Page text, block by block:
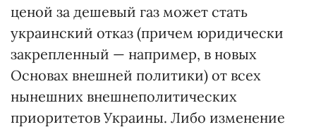
ценой за дешевый газ может стать
украинский отказ (причем юридически
закрепленный — например, в новых
Основах внешней политики) от всех
нынешних внешнеполитических
приоритетов Украины. Либо изменение